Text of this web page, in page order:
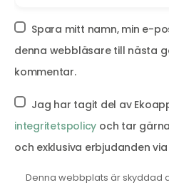
Spara mitt namn, min e-
denna webbläsare till nästa
kommentar.
Jag har tagit del av
integritetspolicy och tar
och exklusiva erbjudanden
Denna webbplats är skyddad